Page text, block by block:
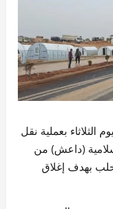
الثلاثاء بعملية نقل
(داعش) من
بهدف إغلاق